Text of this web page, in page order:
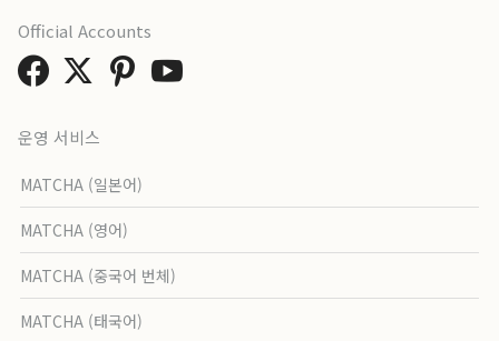
운영 서비스
MATCHA (일본어)
MATCHA (영어)
MATCHA (중국어 번체)
MATCHA (태국어)
Official Accounts